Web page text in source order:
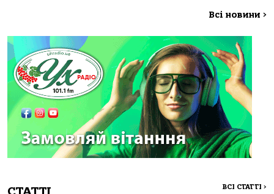
Всі новини >
ВСІ СТАТТІ >